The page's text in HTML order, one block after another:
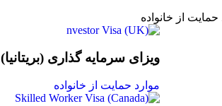
حمایت از خانواده
ویزای سرمایه گذاری (بریتانیا)
موارد حمایت از خانواده